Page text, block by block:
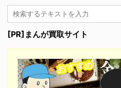
[PR]まんが買取サイト